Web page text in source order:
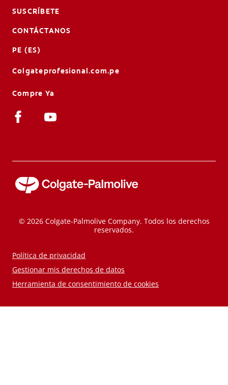
SUSCRÍBETE
CONTÁCTANOS
PE (ES)
Colgateprofesional.com.pe
Compre Ya
© 2026 Colgate-Palmolive Company. Todos los derechos
reservados.
Política de privacidad
Gestionar mis derechos de datos
Herramienta de consentimiento de cookies